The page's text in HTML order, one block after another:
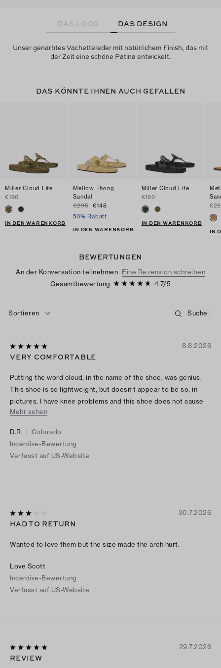
DAS LOGO DAS DESIGN
Unser genarbtes Vachetteleder mit natürlichem Finish, das mit
der Zeit eine schöne Patina entwickelt.
DAS KÖNNTE IHNEN AUCH GEFALLEN
Miller Cloud Lite
€190
IN DEN WARENKORB
Mellow Thong
Sandal
€295
€148
50% Rabatt
IN DEN WARENKORB
Miller Cloud Lite
€190
IN DEN WARENKORB
IN
BEWERTUNGEN
An der Konversation teilnehmen Eine Rezension schreiben
Gesamtbewertung
4.7/5
Sortieren
8.8.2026
VERY COMFORTABLE
Putting the word cloud, in the name of the shoe, was genius.
This shoe is so lightweight, but doesn’t appear to be so, in
pictures. I have knee problems and this shoe does not cause
me any knee pain. I absolutely love them and I’ve gotten a lot
Mehr sehen
D.R. | Colorado
Incentive-Bewertung
Verfasst auf US-Website
30.7.2026
HAD TO RETURN
Wanted to love them but the size made the arch hurt.
Love Scott
Incentive-Bewertung
Verfasst auf US-Website
29.7.2026
REVIEW